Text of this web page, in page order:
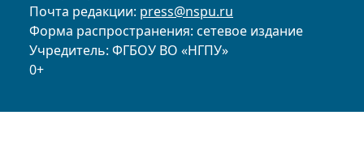
Почта редакции: press@nspu.ru
Форма распространения: сетевое издание
Учредитель: ФГБОУ ВО «НГПУ»
0+